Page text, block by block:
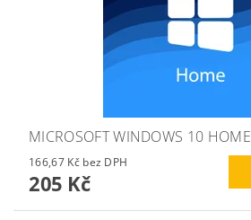
MICROSOFT WINDOWS 10 HOME
166,67 Kč bez DPH
205 Kč